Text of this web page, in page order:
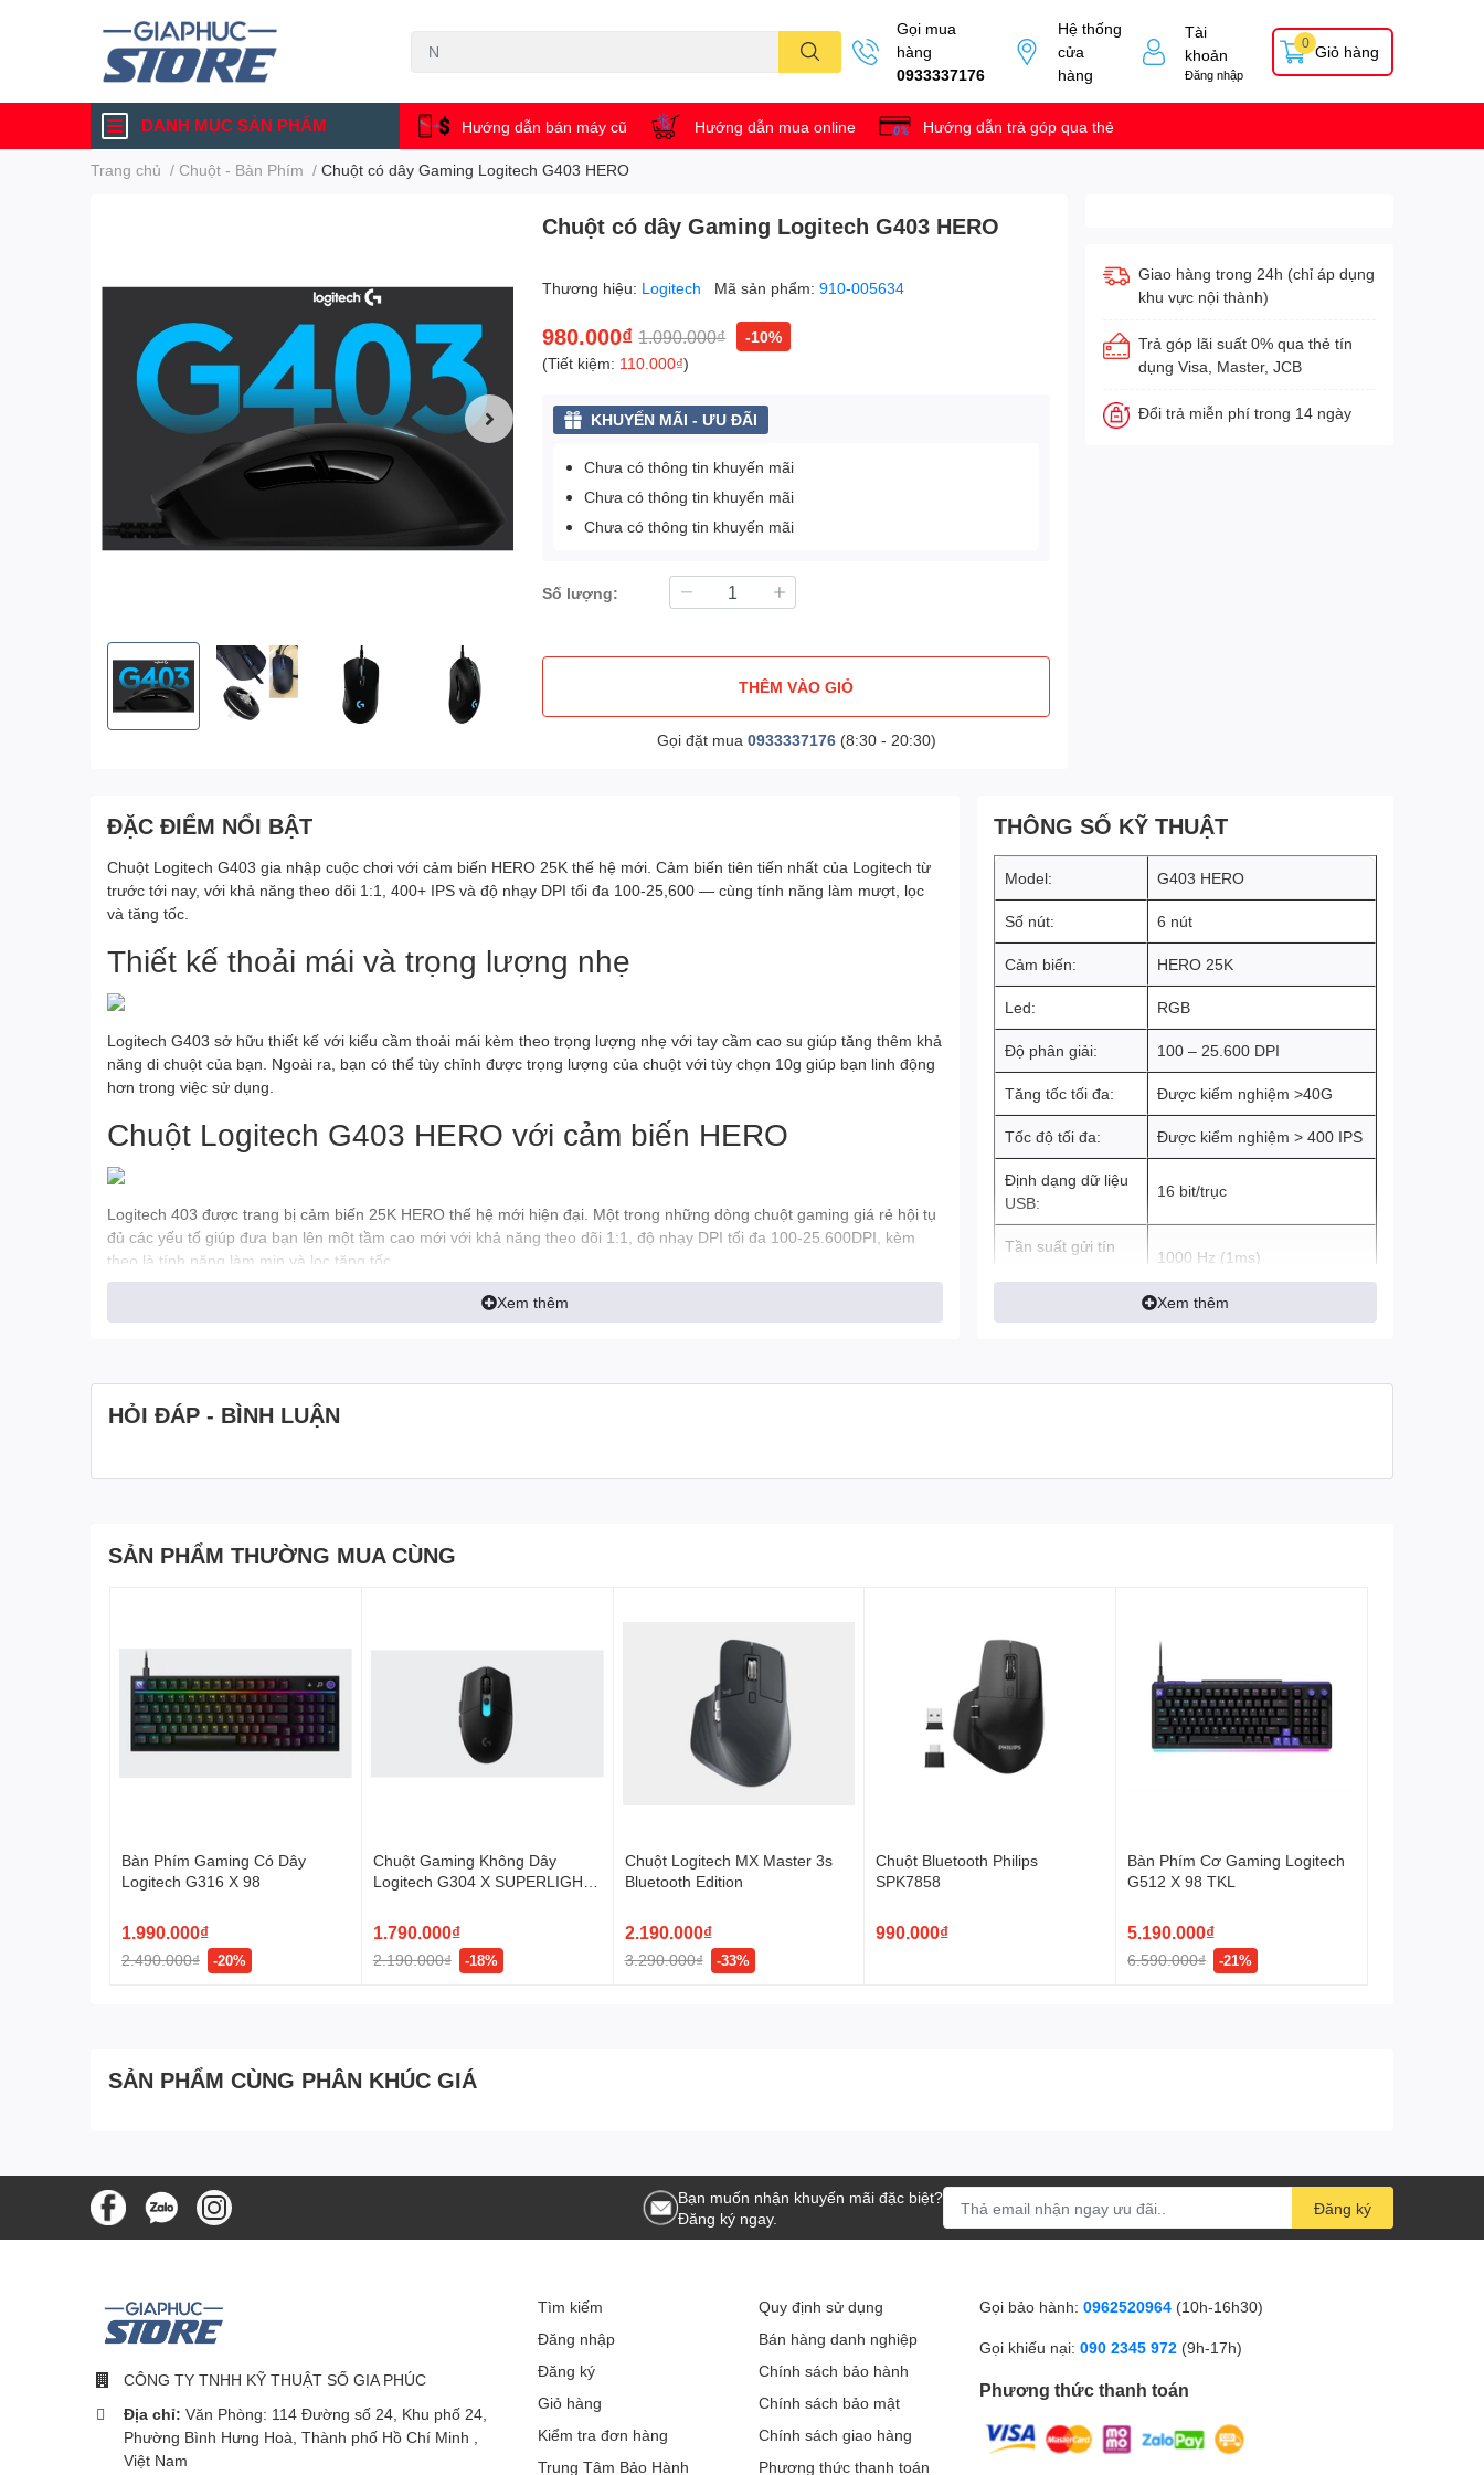
Gọi mua
hàng
0933337176
Hệ thống
cửa
hàng
Tài
khoản
Đăng nhập
Giỏ hàng
0
DANH MỤC SẢN PHẨM Hướng dẫn bán máy cũ Hướng dẫn mua online Hướng dẫn trả góp qua thẻ
Trang chủ / Chuột - Bàn Phím / Chuột có dây Gaming Logitech G403 HERO
Chuột có dây Gaming Logitech G403 HERO
Thương hiệu: Logitech Mã sản phẩm:910-005634
980.000₫ 1.090.000₫
-10%
(Tiết kiệm: 110.000₫)
KHUYẾN MÃI - ƯU ĐÃI
Chưa có thông tin khuyến mãi
Chưa có thông tin khuyến mãi
Chưa có thông tin khuyến mãi
Số lượng:
THÊM VÀO GIỎ
Gọi đặt mua 0933337176(8:30 - 20:30)
Giao hàng trong 24h (chỉ áp dụng
khu vực nội thành)
Trả góp lãi suất 0% qua thẻ tín
dụng Visa, Master, JCB
Đổi trả miễn phí trong 14 ngày
ĐẶC ĐIỂM NỔI BẬT
Chuột Logitech G403 gia nhập cuộc chơi với cảm biến HERO 25K thế hệ mới. Cảm biến tiên tiến nhất của Logitech từ
trước tới nay, với khả năng theo dõi 1:1, 400+ IPS và độ nhạy DPI tối đa 100-25,600 — cùng tính năng làm mượt, lọc
và tăng tốc.
Thiết kế thoải mái và trọng lượng nhẹ
Logitech G403 sở hữu thiết kế với kiểu cầm thoải mái kèm theo trọng lượng nhẹ với tay cầm cao su giúp tăng thêm khả
năng di chuột của bạn. Ngoài ra, bạn có thể tùy chỉnh được trọng lượng của chuột với tùy chọn 10g giúp bạn linh động
hơn trong việc sử dụng.
Chuột Logitech G403 HERO với cảm biến HERO
Logitech 403 được trang bị cảm biến 25K HERO thế hệ mới hiện đại. Một trong những dòng chuột gaming giá rẻ hội tụ
đủ các yếu tố giúp đưa bạn lên một tầm cao mới với khả năng theo dõi 1:1, độ nhạy DPI tối đa 100-25.600DPI, kèm
theo là tính năng làm mịn và lọc tăng tốc.
Đèn LED RGB toàn dải quang phổ được lấy cảm hứng từ các trò chơi hành động, cùng các phản ứng, âm thanh trong
trò chơi, màu sắc từ màn hình đồng bộ hóa với thiết bị. Bạn có thể tùy chỉnh các hiệu ứng ánh sáng lên đến 16,8 triệu
màu bằng phần mềm HUB G và cá nhân hóa để phù hợp với mình hơn.
Tùy chính bằng phần mềm G HUB dể dàng
với các tùy chỉnh. Tùy chỉnh cài đặt độ nhạy DPI từ 100 - 25.600 DPI. Nhắm mục tiêu có độ nhạy thấp, chính xác tới
từng pixel để điều khiển nhanh chóng.
Game tuyệt vời
Thời gian phản hồi cực nhanh lên đến 1ms, Logitech G403 HERO là một trong những dòng chuột gaming nhanh hơn
gấp 4 lần so với các đối thủ không được thiết kế để chơi game, mang lại cho cảm giác di chuyển của bạn gần như lập
Xem thêm
THÔNG SỐ KỸ THUẬT
Model: G403 HERO
Số nút: 6 nút
Cảm biến: HERO 25K
Led: RGB
Độ phân giải: 100 – 25.600 DPI
Tăng tốc tối đa: Được kiểm nghiệm >40G
Tốc độ tối đa: Được kiểm nghiệm > 400 IPS
Định dạng dữ liệu
USB:
16 bit/trục
Tần suất gửi tín
1000 Hz (1ms)
32-bit ARM
Xem thêm
HỎI ĐÁP - BÌNH LUẬN
SẢN PHẨM THƯỜNG MUA CÙNG
Bàn Phím Gaming Có Dây
Logitech G316 X 98
1.990.000₫
2.490.000₫ -20%
Chuột Gaming Không Dây
Logitech G304 X SUPERLIGHT
1.790.000₫
2.190.000₫ -18%
Chuột Logitech MX Master 3s
Bluetooth Edition
2.190.000₫
3.290.000₫ -33%
Chuột Bluetooth Philips
SPK7858
990.000₫
Bàn Phím Cơ Gaming Logitech
G512 X 98 TKL
5.190.000₫
6.590.000₫ -21%
SẢN PHẨM CÙNG PHÂN KHÚC GIÁ
Bạn muốn nhận khuyến mãi đặc biệt?
Đăng ký ngay.
Đăng ký
CÔNG TY TNHH KỸ THUẬT SỐ GIA PHÚC
Địa chỉ: Văn Phòng: 114 Đường số 24, Khu phố 24,
Phường Bình Hưng Hoà, Thành phố Hồ Chí Minh ,
Việt Nam
Tìm kiếm
Đăng nhập
Đăng ký
Giỏ hàng
Kiểm tra đơn hàng
Trung Tâm Bảo Hành
Quy định sử dụng
Bán hàng danh nghiệp
Chính sách bảo hành
Chính sách bảo mật
Chính sách giao hàng
Phương thức thanh toán
Gọi bảo hành: 0962520964 (10h-16h30)
Gọi khiếu nại: 090 2345 972 (9h-17h)
Phương thức thanh toán